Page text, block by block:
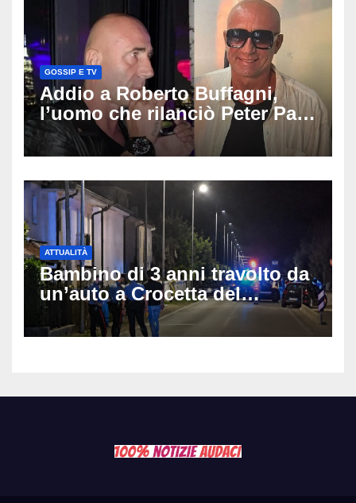
GOSSIP E TV
Addio a Roberto Buffagni,
l’uomo che rilanciò Peter Pan
e Villa delle Rose: aveva 59
anni
ATTUALITÀ
Bambino di 3 anni travolto da
un’auto a Crocetta del
Montello: è gravissimo,
trasportato in elicottero a